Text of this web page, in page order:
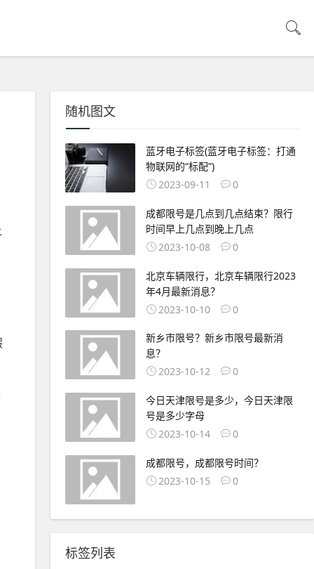
随机图文
蓝牙电子标签(蓝牙电子标签：打通
物联网的“标配”)
2023-09-11
0
成都限号是几点到几点结束？限行
时间早上几点到晚上几点
2023-10-08
0
北京车辆限行，北京车辆限行2023
年4月最新消息？
2023-10-10
0
新乡市限号？新乡市限号最新消
息？
2023-10-12
0
今日天津限号是多少，今日天津限
号是多少字母
2023-10-14
0
成都限号，成都限号时间？
2023-10-15
0
标签列表